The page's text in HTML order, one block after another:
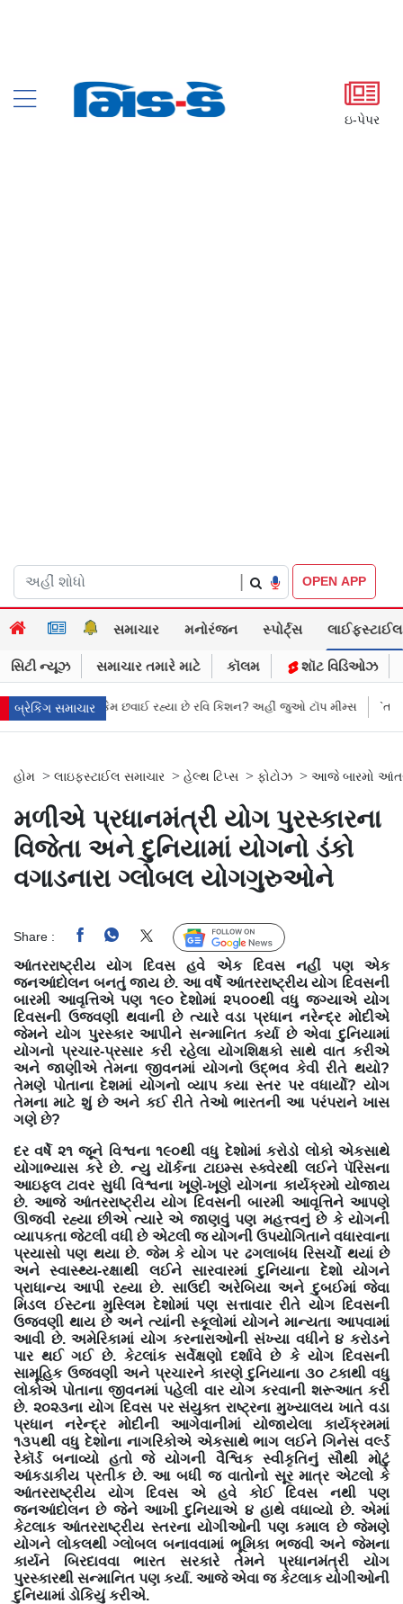
ઇ-પેપર
OPEN APP
સમાચાર મનોરંજન સ્પોર્ટ્સ લાઈફસ્ટાઈલ
સિટી ન્યૂઝ સમાચાર તમારે માટે કૉલમ શૉટ વિડિઓઝ
બ્રેકિંગ સમાચાર
છવાઈ રહ્યા છે રવિ કિશન? અહીં જુઓ ટૉપ મીમ્સ `તમારા પતિ આવ્યા છે` એમ
હોમ > લાઇફસ્ટાઈલ સમાચાર > હેલ્થ ટિપ્સ > ફોટોઝ > આજે બારમો
મળીએ ‍પ્રધાનમંત્રી યોગ પુરસ્કારના
વિજેતા અને દુનિયામાં યોગનો ડંકો
વગાડનારા ગ્લોબલ યોગગુરુઓને
Share : Follow Us
આંતરરાષ્ટ્રીય યોગ દિવસ હવે એક દિવસ નહીં પણ એક
જનઆંદોલન બનતું જાય છે. આ વર્ષે આંતરરાષ્ટ્રીય યોગ દિવસની
બારમી આવૃત્તિએ પણ ૧૯૦ દેશોમાં ૨૫૦૦થી વધુ જગ્યાએ યોગ
દિવસની ઉજવણી થવાની છે ત્યારે વડા પ્રધાન નરેન્દ્ર મોદીએ
જેમને યોગ પુરસ્કાર આપીને સન્માનિત કર્યા છે એવા દુનિયામાં
યોગનો પ્રચાર-પ્રસાર કરી રહેલા યોગશિક્ષકો સાથે વાત કરીએ
અને જાણીએ તેમના જીવનમાં યોગનો ઉદ્ભવ કેવી રીતે થયો?
તેમણે પોતાના દેશમાં યોગનો વ્યાપ કયા સ્તર પર વધાર્યો? યોગ
તેમના માટે શું છે અને કઈ રીતે તેઓ ભારતની આ પરંપરાને ખાસ
ગણે છે?
દર વર્ષે ૨૧ જૂને વિશ્વના ૧૯૦થી વધુ દેશોમાં કરોડો લોકો એકસાથે
યોગાભ્યાસ કરે છે. ન્યુ યૉર્કના ટાઇમ્સ સ્ક્વેરથી લઈને પૅરિસના
આઇફલ ટાવર સુધી વિશ્વના ખૂણે-ખૂણે યોગના કાર્યક્રમો યોજાય
છે. આજે આંતરરાષ્ટ્રીય યોગ દિવસની બારમી આવૃત્તિને આપણે
ઊજવી રહ્યા છીએ ત્યારે એ જાણવું પણ મહત્ત્વનું છે કે યોગની
વ્યાપકતા જેટલી વધી છે એટલી જ યોગની ઉપયોગિતાને વધારવાના
પ્રયાસો પણ થયા છે. જેમ કે યોગ પર ઢગલાબંધ રિસર્ચો થયાં છે
અને સ્વાસ્થ્ય-રક્ષાથી લઈને સારવારમાં દુનિયાના દેશો યોગને
પ્રાધાન્ય આપી રહ્યા છે. સાઉદી અરેબિયા અને દુબઈમાં જેવા
મિડલ ઈસ્ટના મુસ્લિમ દેશોમાં પણ સત્તાવાર રીતે યોગ દિવસની
ઉજવણી થાય છે અને ત્યાંની સ્કૂલોમાં યોગને માન્યતા આપવામાં
આવી છે. અમેરિકામાં યોગ કરનારાઓની સંખ્યા વધીને ૪ કરોડને
પાર થઈ ગઈ છે. કેટલાંક સર્વેક્ષણો દર્શાવે છે કે યોગ દિવસની
સામૂહિક ઉજવણી અને પ્રચારને કારણે દુનિયાના ૩૦ ટકાથી વધુ
લોકોએ પોતાના જીવનમાં પહેલી વાર યોગ કરવાની શરૂઆત કરી
છે. ૨૦૨૩ના યોગ દિવસ પર સંયુક્ત રાષ્ટ્રના મુખ્યાલય ખાતે વડા
પ્રધાન નરેન્દ્ર મોદીની આગેવાનીમાં યોજાયેલા કાર્યક્રમમાં
૧૩૫થી વધુ દેશોના નાગરિકોએ એકસાથે ભાગ લઈને ગિનેસ વર્લ્ડ
રેકૉર્ડ બનાવ્યો હતો જે યોગની વૈશ્વિક સ્વીકૃતિનું સૌથી મોટું
આંકડાકીય પ્રતીક છે. આ બધી જ વાતોનો સૂર માત્ર એટલો કે
આંતરરાષ્ટ્રીય યોગ દિવસ એ હવે કોઈ દિવસ નથી પણ
જનઆંદોલન છે જેને આખી દુનિયાએ ૪ હાથે વધાવ્યો છે. એમાં
કેટલાક આંતરરાષ્ટ્રીય સ્તરના યોગીઓની પણ કમાલ છે જેમણે
યોગને લોકલથી ગ્લોબલ બનાવવામાં ભૂમિકા ભજવી અને જેમના
કાર્યને બિરદાવવા ભારત સરકારે તેમને પ્રધાનમંત્રી યોગ
પુરસ્કારથી સન્માનિત પણ કર્યા. આજે એવા જ કેટલાક યોગીઓની
દુનિયામાં ડોકિયું કરીએ.